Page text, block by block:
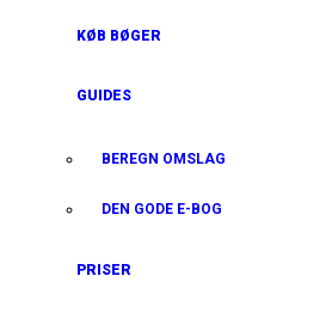
KØB BØGER
GUIDES
BEREGN OMSLAG
DEN GODE E-BOG
PRISER